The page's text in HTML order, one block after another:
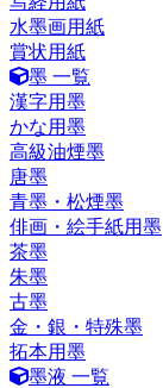
水墨画用紙
賞状用紙
墨 一覧
漢字用墨
かな用墨
高級油煙墨
唐墨
青墨・松煙墨
俳画・絵手紙用墨
茶墨
朱墨
古墨
金・銀・特殊墨
拓本用墨
墨液 一覧